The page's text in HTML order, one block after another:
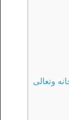
وتعالى